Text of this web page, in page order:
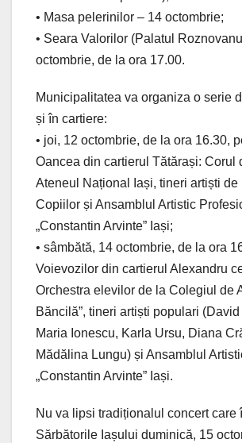
• Masa pelerinilor – 14 octombrie;
• Seara Valorilor (Palatul
octombrie, de la ora 17.00.
Municipalitatea va organiza o serie
și în cartiere:
• joi, 12 octombrie, de la ora 16.30,
Oancea din cartierul Tătărași: Corul
Ateneul Național Iași, tineri artiști de
Copiilor și Ansamblul Artistic
„Constantin Arvinte” Iași;
• sâmbătă, 14 octombrie, de la ora
Voievozilor din cartierul Alexandru
Orchestra elevilor de la Colegiul de
Băncilă”, tineri artiști populari
Maria Ionescu, Karla Ursu, Diana
Mădălina Lungu) și Ansamblul
„Constantin Arvinte” Iași.
Nu va lipsi tradiționalul concert care
Sărbătorile Iașului duminică, 15